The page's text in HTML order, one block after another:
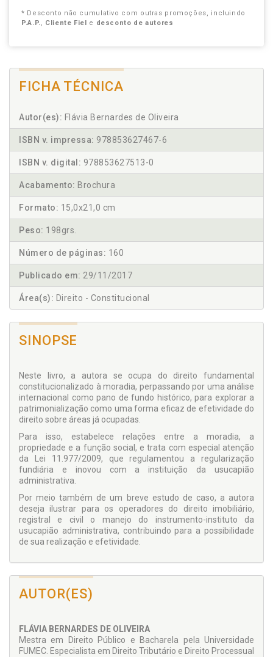
* Desconto não cumulativo com outras promoções, incluindo
P.A.P., Cliente Fiel e desconto de autores
FICHA TÉCNICA
Autor(es): Flávia Bernardes de Oliveira
ISBN v. impressa: 978853627467-6
ISBN v. digital: 978853627513-0
Acabamento: Brochura
Formato: 15,0x21,0 cm
Peso: 198grs.
Número de páginas: 160
Publicado em: 29/11/2017
Área(s): Direito - Constitucional
SINOPSE
Neste livro, a autora se ocupa do direito fundamental
constitucionalizado à moradia, perpassando por uma análise
internacional como pano de fundo histórico, para explorar a
patrimonialização como uma forma eficaz de efetividade do
direito sobre áreas já ocupadas.
Para isso, estabelece relações entre a moradia, a
propriedade e a função social, e trata com especial atenção
da Lei 11.977/2009, que regulamentou a regularização
fundiária e inovou com a instituição da usucapião
administrativa.
Por meio também de um breve estudo de caso, a autora
deseja ilustrar para os operadores do direito imobiliário,
registral e civil o manejo do instrumento-instituto da
usucapião administrativa, contribuindo para a possibilidade
de sua realização e efetividade.
AUTOR(ES)
FLÁVIA BERNARDES DE OLIVEIRA
Mestra em Direito Público e Bacharela pela Universidade
FUMEC. Especialista em Direito Tributário e Direito Processual